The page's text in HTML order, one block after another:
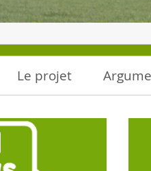
Le projet